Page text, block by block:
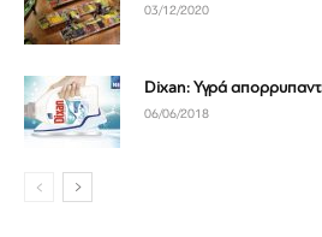
03/12/2020
Dixan: Υγρά
06/06/2018